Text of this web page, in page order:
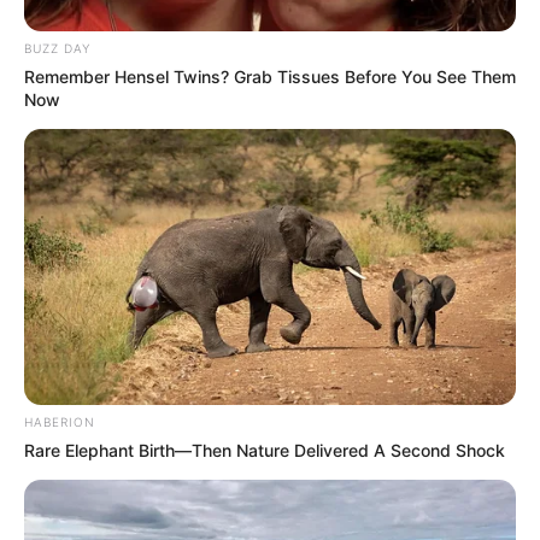
BUZZ DAY
Remember Hensel Twins? Grab Tissues Before You See Them
Now
HABERION
Rare Elephant Birth—Then Nature Delivered A Second Shock